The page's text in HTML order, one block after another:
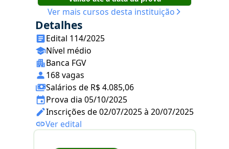
Ver mais cursos desta instituição
Detalhes
Edital 114/2025
Nível médio
Banca FGV
168 vagas
Salários de R$ 4.085,06
Prova dia 05/10/2025
Inscrições de 02/07/2025 à 20/07/2025
Ver edital